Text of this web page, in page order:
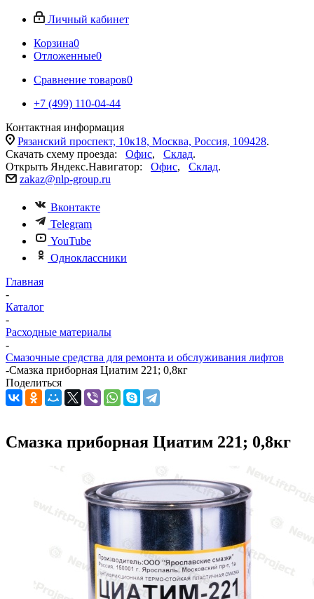
Личный кабинет
Корзина0
Отложенные0
Сравнение товаров0
+7 (499) 110-04-44
Контактная информация
Рязанский проспект, 10к18, Москва, Россия, 109428.
Скачать схему проезда: Офис, Склад.
Открыть Яндекс.Навигатор: Офис, Склад.
zakaz@nlp-group.ru
Вконтакте
Telegram
YouTube
Одноклассники
Главная
-
Каталог
-
Расходные материалы
-
Смазочные средства для ремонта и обслуживания лифтов
-Смазка приборная Циатим 221; 0,8кг
Поделиться
Смазка приборная Циатим 221; 0,8кг